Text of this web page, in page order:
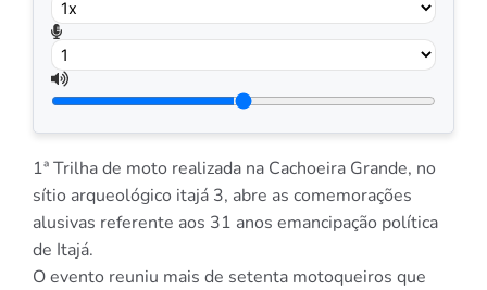
1ª Trilha de moto realizada na Cachoeira Grande, no
sítio arqueológico itajá 3, abre as comemorações
alusivas referente aos 31 anos emancipação política
de Itajá.
O evento reuniu mais de setenta motoqueiros que